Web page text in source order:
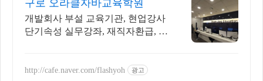
구로 오라클자바교육학원
개발회사 부설 교육기관, 현업강사
단기속성 실무강좌, 재직자환급, 구
http://cafe.naver.com/flashyoh 광고